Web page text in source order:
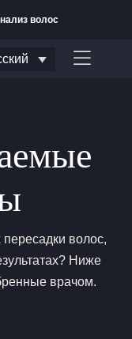
волос
волос,
Ниже
врачом.